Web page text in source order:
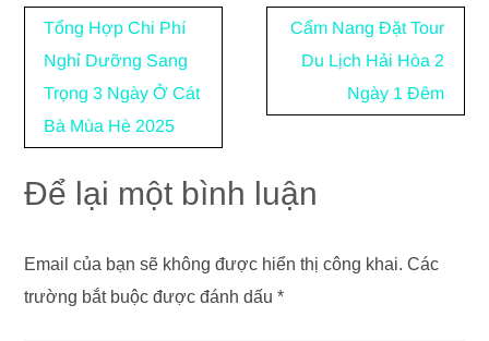
Điều
hướng
bài
viết
Tổng Hợp Chi Phí
Nghỉ Dưỡng Sang
Trọng 3 Ngày Ở Cát
Bà Mùa Hè 2025
Cẩm Nang Đặt Tour
Du Lịch Hải Hòa 2
Ngày 1 Đêm
Để lại một bình luận
Email của bạn sẽ không được hiển thị công khai. Các
trường bắt buộc được đánh dấu *